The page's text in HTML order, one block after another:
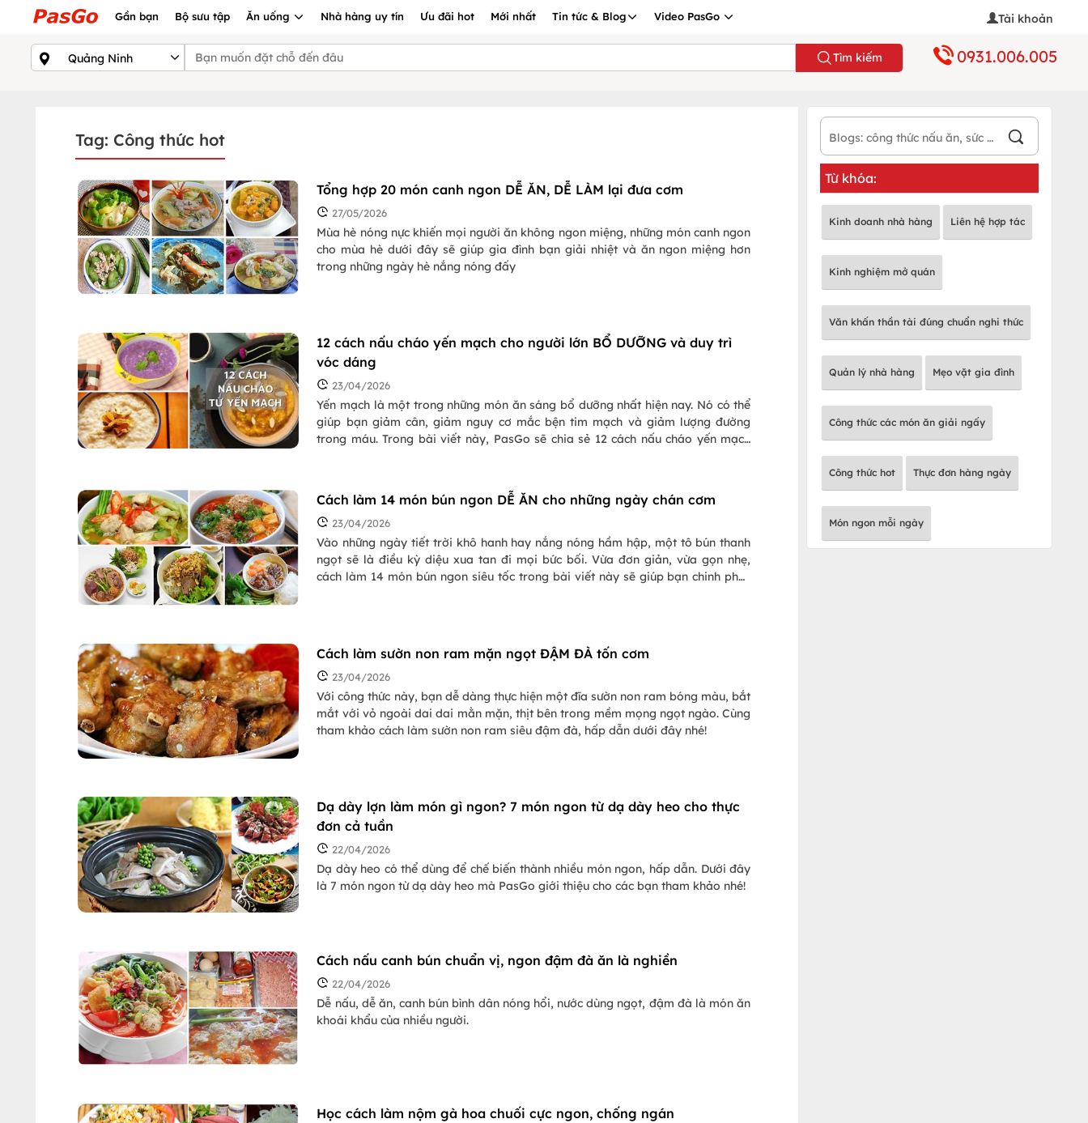
Gần bạn Bộ sưu tập Ăn uống Nhà hàng uy tín Ưu đãi hot Mới nhất Tin tức & Blog Video PasGo Tài khoản
Tìm kiếm 0931.006.005
Tag: Công thức hot
Tổng hợp 20 món canh ngon DỄ ĂN, DỄ LÀM lại đưa cơm
27/05/2026
Mùa hè nóng nực khiến mọi người ăn không ngon miệng, những món canh ngon
cho mùa hè dưới đây sẽ giúp gia đình bạn giải nhiệt và ăn ngon miệng hơn
trong những ngày hè nắng nóng đấy
12 cách nấu cháo yến mạch cho người lớn BỔ DƯỠNG và duy trì
vóc dáng
23/04/2026
Yến mạch là một trong những món ăn sáng bổ dưỡng nhất hiện nay. Nó có thể
giúp bạn giảm cân, giảm nguy cơ mắc bện tim mạch và giảm lượng đường
trong máu. Trong bài viết này, PasGo sẽ chia sẻ 12 cách nấu cháo yến mạch
Cách làm 14 món bún ngon DỄ ĂN cho những ngày chán cơm
23/04/2026
Vào những ngày tiết trời khô hanh hay nắng nóng hầm hập, một tô bún thanh
ngọt sẽ là điều kỳ diệu xua tan đi mọi bức bối. Vừa đơn giản, vừa gọn nhẹ,
cách làm 14 món bún ngon siêu tốc trong bài viết này sẽ giúp bạn chinh phục
Cách làm sườn non ram mặn ngọt ĐẬM ĐÀ tốn cơm
23/04/2026
Với công thức này, bạn dễ dàng thực hiện một đĩa sườn non ram bóng màu, bắt
mắt với vỏ ngoài dai dai mằn mặn, thịt bên trong mềm mọng ngọt ngào. Cùng
tham khảo cách làm sườn non ram siêu đậm đà, hấp dẫn dưới đây nhé!
Dạ dày lợn làm món gì ngon? 7 món ngon từ dạ dày heo cho thực
đơn cả tuần
22/04/2026
Dạ dày heo có thể dùng để chế biến thành nhiều món ngon, hấp dẫn. Dưới đây
là 7 món ngon từ dạ dày heo mà PasGo giới thiệu cho các bạn tham khảo nhé!
Cách nấu canh bún chuẩn vị, ngon đậm đà ăn là nghiền
22/04/2026
Dễ nấu, dễ ăn, canh bún bình dân nóng hổi, nước dùng ngọt, đậm đà là món ăn
khoái khẩu của nhiều người.
Học cách làm nộm gà hoa chuối cực ngon, chống ngán
Từ khóa:
Kinh doanh nhà hàng Liên hệ hợp tác
Kinh nghiệm mở quán
Văn khấn thần tài đúng chuẩn nghi thức
Quản lý nhà hàng Mẹo vặt gia đình
Công thức các món ăn giải ngấy
Công thức hot Thực đơn hàng ngày
Món ngon mỗi ngày